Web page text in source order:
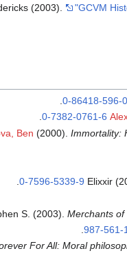
(2003). "GCVM
0-86418-596-0
0-7382-0761-6
.
Ben (2000). Immortality:
Elixxir
0-7596-5339-9
S. (2003). Merchants of
987-561-
For All: Moral